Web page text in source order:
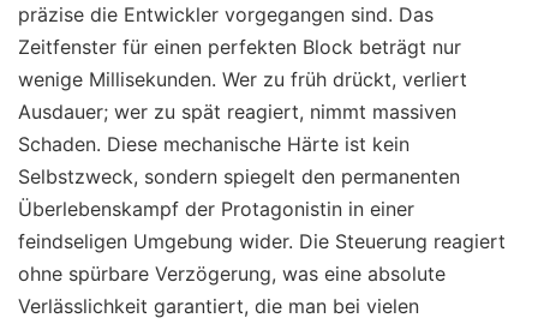
präzise die Entwickler vorgegangen sind. Das
Zeitfenster für einen perfekten Block beträgt nur
wenige Millisekunden. Wer zu früh drückt, verliert
Ausdauer; wer zu spät reagiert, nimmt massiven
Schaden. Diese mechanische Härte ist kein
Selbstzweck, sondern spiegelt den permanenten
Überlebenskampf der Protagonistin in einer
feindseligen Umgebung wider. Die Steuerung reagiert
ohne spürbare Verzögerung, was eine absolute
Verlässlichkeit garantiert, die man bei vielen